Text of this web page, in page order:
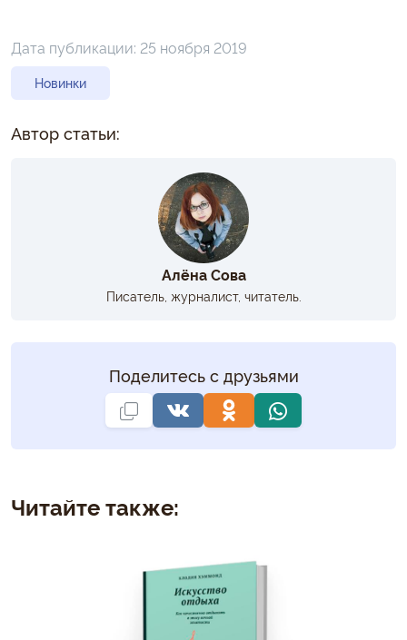
Дата публикации: 25 ноября 2019
Новинки
Автор статьи:
Алёна Сова
Писатель, журналист, читатель.
Поделитесь с друзьями
Читайте также: